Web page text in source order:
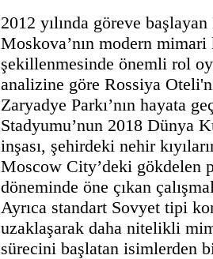
2012 yılında göreve
Moskova’nın modern
şekillenmesinde önemli rol
analizine göre Rossiya
Zaryadye Parkı’nın hayata
Stadyumu’nun 2018 Dünya
inşası, şehirdeki nehir
Moscow City’deki gökdelen
döneminde öne çıkan
Ayrıca standart Sovyet tipi
uzaklaşarak daha nitelikli
sürecini başlatan isimlerden